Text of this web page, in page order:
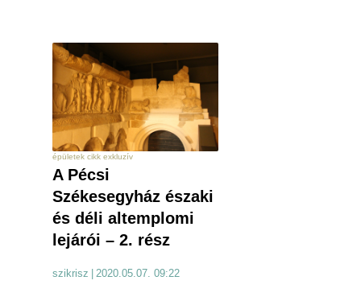
épületek cikk exkluzív
A Pécsi
Székesegyház északi
és déli altemplomi
lejárói – 2. rész
szikrisz 2020.05.07. 09:22